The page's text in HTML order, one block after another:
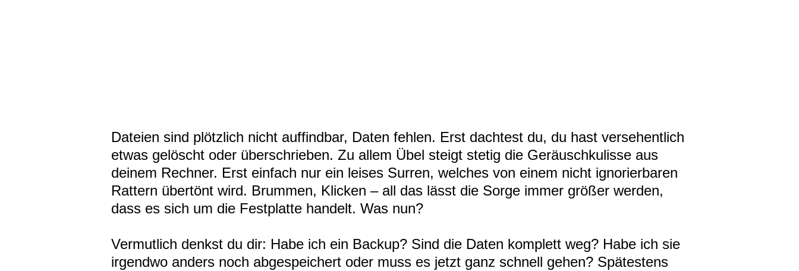
Dateien sind plötzlich nicht auffindbar, Daten fehlen. Erst dachtest du, du hast versehentlich
etwas gelöscht oder überschrieben. Zu allem Übel steigt stetig die Geräuschkulisse aus
deinem Rechner. Erst einfach nur ein leises Surren, welches von einem nicht ignorierbaren
Rattern übertönt wird. Brummen, Klicken – all das lässt die Sorge immer größer werden,
dass es sich um die Festplatte handelt. Was nun?
Vermutlich denkst du dir: Habe ich ein Backup? Sind die Daten komplett weg? Habe ich sie
irgendwo anders noch abgespeichert oder muss es jetzt ganz schnell gehen? Spätestens